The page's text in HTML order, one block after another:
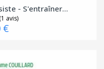
- S'entraîner...
€